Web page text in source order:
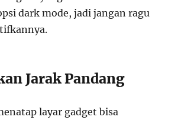
dark mode, jadi jangan ragu
Jarak Pandang
layar gadget bisa